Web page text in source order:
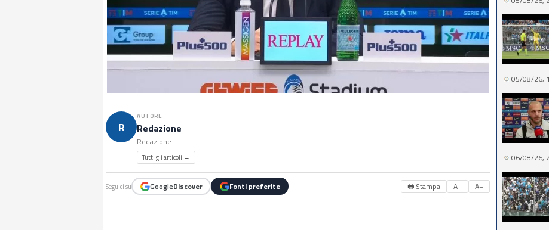
R
AUTORE
Redazione
Redazione
Tutti gli articoli →
Seguici su GoogleDiscover Fonti preferite 🖶 Stampa A− A+
05/08/26,
06/08/26,